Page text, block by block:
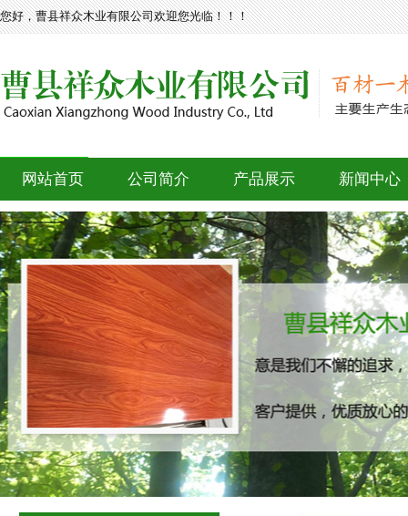
您好，曹县祥众木业有限公司欢迎您光临！！！
网站首页 公司简介 产品展示 新闻中心